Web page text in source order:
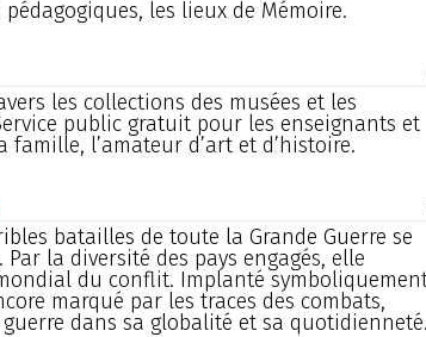
les lieux de Mémoire.
les collections des musées et les
public gratuit pour les enseignants et
famille, l’amateur d’art et d’histoire.
batailles de toute la Grande Guerre se
la diversité des pays engagés, elle
du conflit. Implanté
marqué par les traces des combats,
dans sa globalité et sa quotidienneté.